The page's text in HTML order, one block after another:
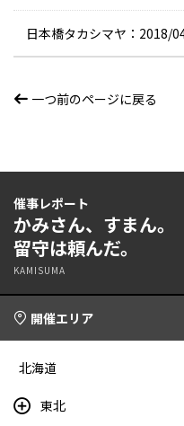
日本橋タカシマヤ：2018/
一つ前のページに戻る
催事レポート
かみさん、すまん。
留守は頼んだ。
KAMISUMA
開催エリア
北海道
東北